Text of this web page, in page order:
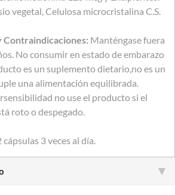
vegetal, Celulosa microcristalina C.S.
Contraindicaciones: Manténgase fuera
No consumir en estado de embarazo
es un suplemento dietario,no es un
una alimentación equilibrada.
no use el producto si el
roto o despegado.
3 veces al día.